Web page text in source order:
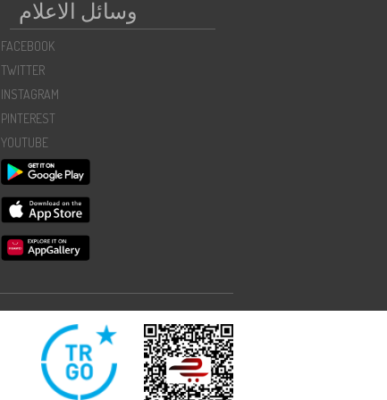
وسائل الاعلام
FACEBOOK
TWITTER
INSTAGRAM
PINTEREST
YOUTUBE